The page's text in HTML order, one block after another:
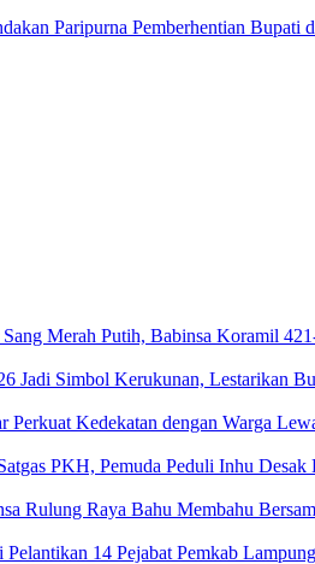
Paripurna Pemberhentian
Merah Putih, Babinsa Koramil
Jadi Simbol Kerukunan, Lestarikan
Perkuat Kedekatan dengan Warga
PKH, Pemuda Peduli Inhu
Rulung Raya Bahu Membahu
14 Pejabat Pemkab